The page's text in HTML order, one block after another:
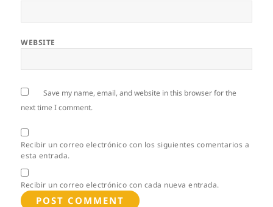
WEBSITE
Save my name, email, and website in this browser for the
next time I comment.
Recibir un correo electrónico con los siguientes comentarios a
esta entrada.
Recibir un correo electrónico con cada nueva entrada.